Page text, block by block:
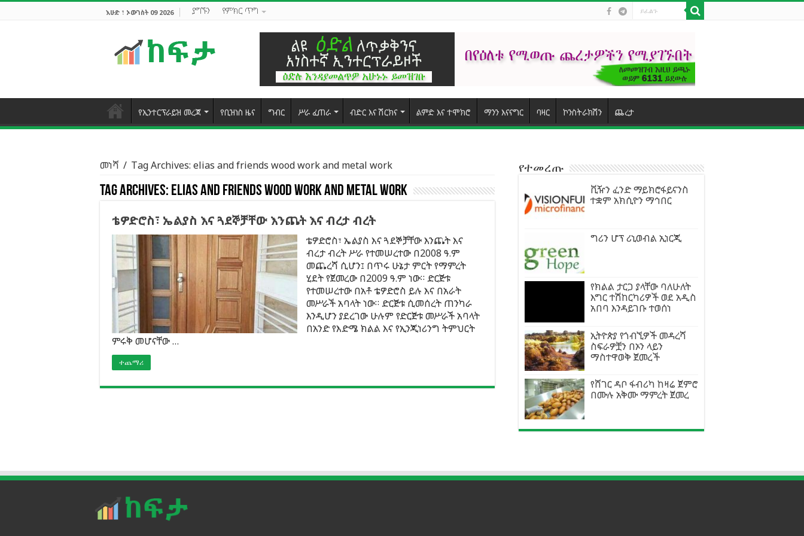
እሁድ ፣ ኦውገስት 09 2026 ያግኙን የምክር ጥግ
የኢንተርፕራይዝ መረጃ የቢዝነስ ዜና ግብር ሥራ ፈጠራ ብድር እና ሽርክና ልምድ እና ተሞክሮ ማንን እናናግር ባዛር ኮንስትራክሽን ጨረታ
መነሻ / Tag Archives: elias and friends wood work and metal work
Tag Archives: elias and friends wood work and metal work
ቴዎድሮስ፣ ኤልያስ እና ጓደኞቻቸው እንጨት እና ብረታ ብረት
ቴዎድሮስ፣ ኤልያስ እና ጓደኞቻቸው እንጨት እና
ብረታ ብረት ሥራ የተመሠረተው በ2008 ዓ.ም
መጨረሻ ሲሆን፤ በጥሩ ሁኔታ ምርት የማምረት
ሂደት የጀመረው በ2009 ዓ.ም ነው። ድርጅቱ
የተመሠረተው በአቶ ቴዎድሮስ ይሉ እና በአራት
መሥራች አባላት ነው። ድርጅቱ ሲመሰረት ጠንካራ
እንዲሆን ያደረገው ሁሉም የድርጅቱ መሥራች አባላት
በአንድ የእድሜ ክልል እና የኢንጂነሪንግ ትምህርት
ምሩቅ መሆናቸው …
ተጨማሪ
የተመረጡ
ቪዥን ፈንድ ማይክሮፋይናንስ
ተቋም አክሲዮን ማኅበር
ግሪን ሆፕ ሪኒወብል ኢነርጂ
የክልል ታርጋ ያላቸው ባለሁለት
እግር ተሽከርካሪዎች ወደ አዲስ
አበባ እንዳይገቡ ተወሰነ
ኢትዮጵያ የጎብኚዎች መዳረሻ
ስፍራዎቿን በኦን ላይን
ማስተዋወቅ ጀመረች
የሸገር ዳቦ ፋብሪካ ከዛሬ ጀምሮ
በሙሉ አቅሙ ማምረት ጀመረ